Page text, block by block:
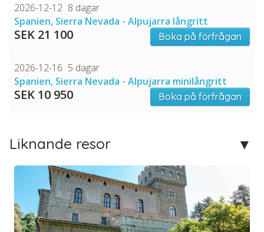
2026-12-12 8 dagar
Spanien, Sierra Nevada - Alpujarra långritt
SEK 21 100 Boka på förfrågan
2026-12-16 5 dagar
Spanien, Sierra Nevada - Alpujarra minilångritt
SEK 10 950 Boka på förfrågan
Liknande resor